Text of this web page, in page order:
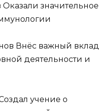
значительное
Внёс важный вклад
деятельности и
учение о